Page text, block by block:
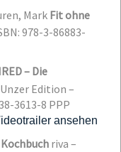
Mark Fit ohne
978-3-86883-
– Die
Edition –
3613-8 PPP
ansehen
riva –